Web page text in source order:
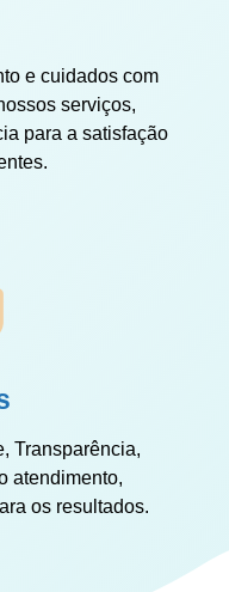
e cuidados com
serviços,
para a satisfação
Transparência,
atendimento,
os resultados.